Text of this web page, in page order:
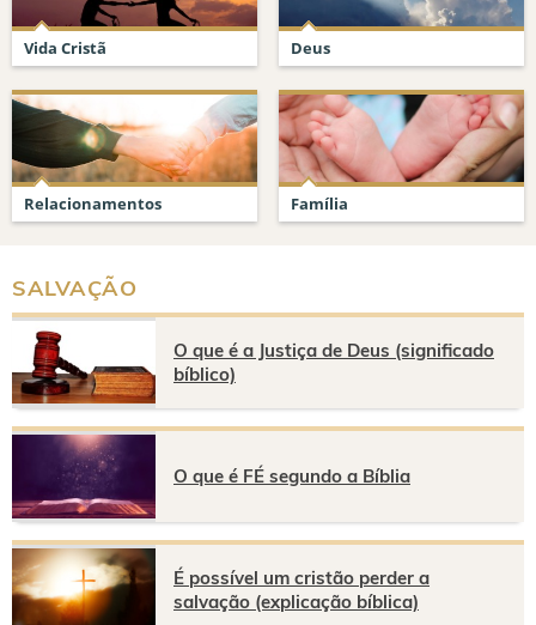
Vida Cristã Deus
Relacionamentos Família
SALVAÇÃO
O que é a Justiça de Deus (significado
bíblico)
O que é FÉ segundo a Bíblia
É possível um cristão perder a
salvação (explicação bíblica)